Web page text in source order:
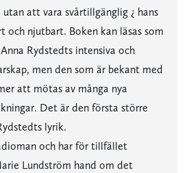
att vara svårtillgänglig ¿ hans
och njutbart. Boken kan läsas som
Rydstedts intensiva och
men den som är bekant med
att mötas av många nya
Det är den första större
lyrik.
och har för tillfället
Lundström hand om det